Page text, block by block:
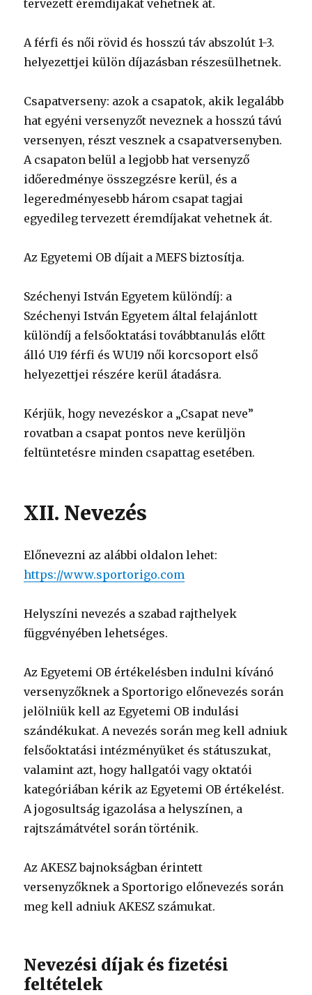
tervezett éremdíjakat vehetnek át.
A férfi és női rövid és hosszú táv abszolút 1-3.
helyezettjei külön díjazásban részesülhetnek.
Csapatverseny: azok a csapatok, akik legalább
hat egyéni versenyzőt neveznek a hosszú távú
versenyen, részt vesznek a csapatversenyben.
A csapaton belül a legjobb hat versenyző
időeredménye összegzésre kerül, és a
legeredményesebb három csapat tagjai
egyedileg tervezett éremdíjakat vehetnek át.
Az Egyetemi OB díjait a MEFS biztosítja.
Széchenyi István Egyetem különdíj: a
Széchenyi István Egyetem által felajánlott
különdíj a felsőoktatási továbbtanulás előtt
álló U19 férfi és WU19 női korcsoport első
helyezettjei részére kerül átadásra.
Kérjük, hogy nevezéskor a „Csapat neve”
rovatban a csapat pontos neve kerüljön
feltüntetésre minden csapattag esetében.
XII. Nevezés
Előnevezni az alábbi oldalon lehet:
https://www.sportorigo.com
Helyszíni nevezés a szabad rajthelyek
függvényében lehetséges.
Az Egyetemi OB értékelésben indulni kívánó
versenyzőknek a Sportorigo előnevezés során
jelölniük kell az Egyetemi OB indulási
szándékukat. A nevezés során meg kell adniuk
felsőoktatási intézményüket és státuszukat,
valamint azt, hogy hallgatói vagy oktatói
kategóriában kérik az Egyetemi OB értékelést.
A jogosultság igazolása a helyszínen, a
rajtszámátvétel során történik.
Az AKESZ bajnokságban érintett
versenyzőknek a Sportorigo előnevezés során
meg kell adniuk AKESZ számukat.
Nevezési díjak és fizetési
feltételek